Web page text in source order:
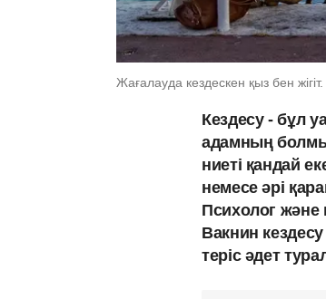
Жағалауда кездескен қыз бен
Кездесу - бұл
адамның
ниеті қандай
немесе әрі
Психолог және
Вакнин
теріс әдет